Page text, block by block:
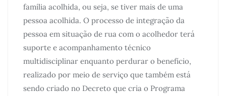
família acolhida, ou seja, se tiver mais de uma
pessoa acolhida. O processo de integração da
pessoa em situação de rua com o acolhedor terá
suporte e acompanhamento técnico
multidisciplinar enquanto perdurar o benefício,
realizado por meio de serviço que também está
sendo criado no Decreto que cria o Programa